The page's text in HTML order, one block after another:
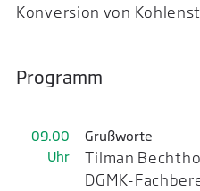
Konversion von
Programm
09.00
Uhr
Grußworte
Tilman
DGMK-